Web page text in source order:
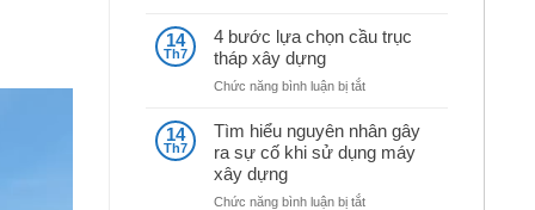
nghiền
nghiệm
mua
móc
dựng
14
Th7
4 bước lựa chọn cầu trục
tháp xây dựng
Chức năng bình luận bị tắtở
bước
lựa
chọn
trục
14
Th7
Tìm hiểu nguyên nhân gây
ra sự cố khi sử dụng máy
xây dựng
Chức năng bình luận bị tắtở